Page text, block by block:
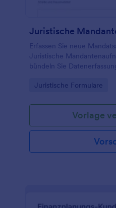
Erfassen Sie neue
Juristische
bündeln Sie
Kanzleien und juristische
Go to Category:
Juristische Formulare
Vorlage